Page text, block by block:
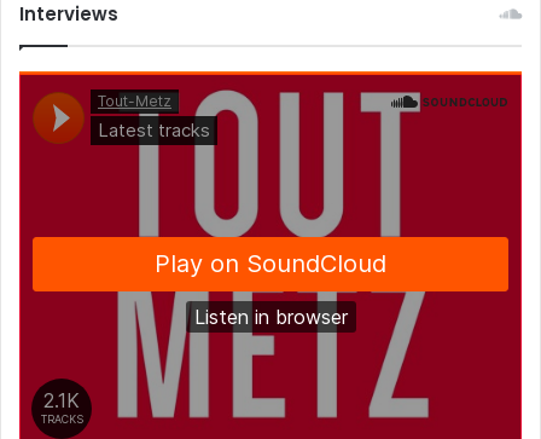
Interviews